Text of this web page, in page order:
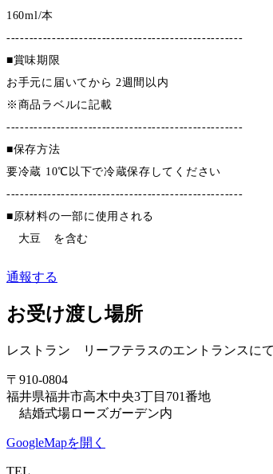
160ml/本
----------------------------------------------------
■賞味期限
お手元に届いてから 2週間以内
※商品ラベルに記載
----------------------------------------------------
■保存方法
要冷蔵 10℃以下で冷蔵保存してください
----------------------------------------------------
■原材料の一部に使用される
大豆 を含む
通報する
お受け渡し場所
レストラン リーフテラスのエントランスに
〒910-0804
福井県福井市高木中央3丁目701番地
結婚式場ローズガーデン内
GoogleMapを開く